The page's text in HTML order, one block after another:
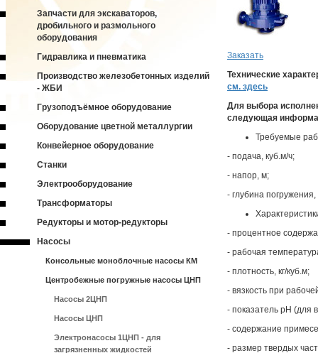
Запчасти для экскаваторов,
дробильного и размольного
оборудования
Гидравлика и пневматика
Производство железобетонных изделий
- ЖБИ
Грузоподъёмное оборудование
Оборудование цветной металлургии
Конвейерное оборудование
Станки
Электрооборудование
Трансформаторы
Редукторы и мотор-редукторы
Насосы
Консольные моноблочные насосы КМ
Центробежные погружные насосы ЦНП
Насосы 2ЦНП
Насосы ЦНП
Электронасосы 1ЦНП - для
загрязненных жидкостей
Заказать
Технические
см. здесь
Для выбора
следующая
Требуемые
- подача, куб.м/ч;
- напор, м;
- глубина
- процентное
- рабочая
- плотность, кг/куб.м;
- вязкость при
- показатель pH (для
- содержание
- размер твердых